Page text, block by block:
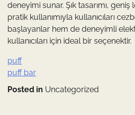
deneyimi sunar. Şık tasarımı,
pratik kullanımıyla kullanıcıları
başlayanlar hem de deneyimli
kullanıcıları için ideal bir seçenektir.
puff
puff bar
Posted in Uncategorized